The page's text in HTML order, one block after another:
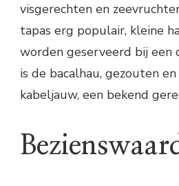
visgerechten en
tapas erg populair, kleine
worden geserveerd bij een
is de bacalhau, gezouten
kabeljauw, een bekend